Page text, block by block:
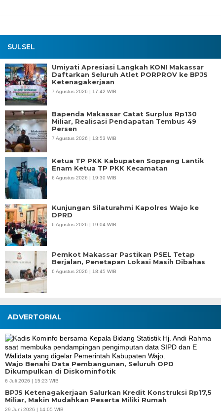
SULSEL
Umiyati Apresiasi Langkah KONI Makassar
Daftarkan Seluruh Atlet PORPROV ke BPJS
Ketenagakerjaan
7 Agustus 2026 | 17:42 WIB
Bapenda Makassar Catat Surplus Rp130
Miliar, Realisasi Pendapatan Tembus 49
Persen
7 Agustus 2026 | 13:53 WIB
Ketua TP PKK Kabupaten Soppeng Lantik
Enam Ketua TP PKK Kecamatan
6 Agustus 2026 | 19:30 WIB
Kunjungan Silaturahmi Kapolres Wajo ke
DPRD
6 Agustus 2026 | 19:04 WIB
Pemkot Makassar Pastikan PSEL Tetap
Berjalan, Penetapan Lokasi Masih Dibahas
6 Agustus 2026 | 18:45 WIB
ADVERTORIAL
Wajo Benahi Data Pembangunan, Seluruh OPD
Dikumpulkan di Diskominfotik
6 Juli 2026 | 15:23 WIB
BPJS Ketenagakerjaan Salurkan Kredit Konstruksi Rp17,5
Miliar, Makin Mudahkan Peserta Miliki Rumah
29 Juni 2026 | 14:05 WIB